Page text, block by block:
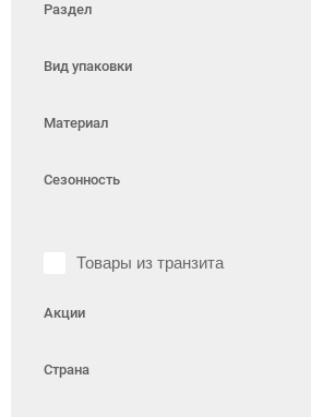
Раздел
Вид упаковки
Материал
Сезонность
Товары из транзита
Акции
Страна